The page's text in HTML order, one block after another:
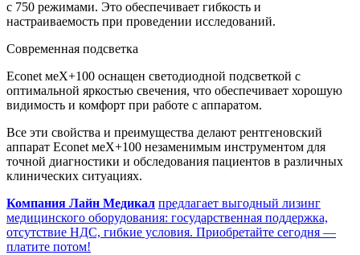
с 750 режимами. Это обеспечивает гибкость и
настраиваемость при проведении исследований.
Современная подсветка
Econet меХ+100 оснащен светодиодной подсветкой с
оптимальной яркостью свечения, что обеспечивает хорошую
видимость и комфорт при работе с аппаратом.
Все эти свойства и преимущества делают рентгеновский
аппарат Econet меХ+100 незаменимым инструментом для
точной диагностики и обследования пациентов в различных
клинических ситуациях.
Компания Лайн Медикал предлагает выгодный лизинг
медицинского оборудования: государственная поддержка,
отсутствие НДС, гибкие условия. Приобретайте сегодня —
платите потом!